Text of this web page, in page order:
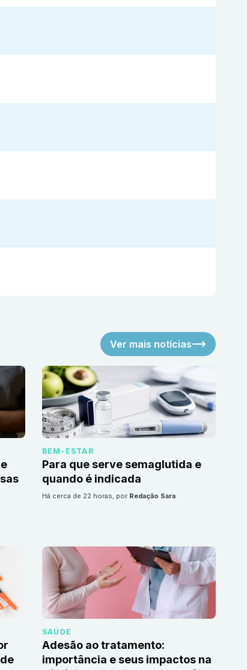
Ver mais notícias
BEM-ESTAR
Para que serve semaglutida e
quando é indicada
há cerca de 22 horas, por Redação Sara
SAÚDE
Adesão ao tratamento:
importância e seus impactos na